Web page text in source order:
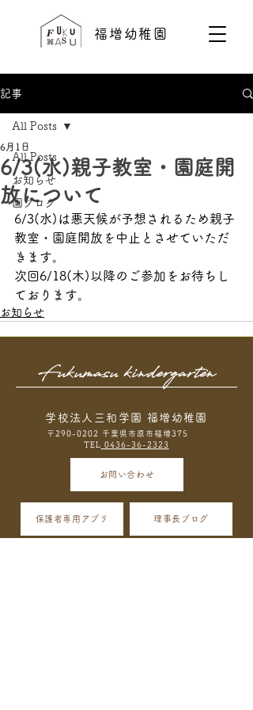
福増幼稚園
記事
All Posts
お知らせ
園ブログ
All Posts
6/3(水)親子教室・園庭開
放について
6月1日
6/3(水)は悪天候が予想されるため親子
教室・園庭開放を中止とさせていただ
きます。
次回6/18(木)以降のご参加をお待ちし
ております。
お知らせ
Fukumasu kindergarten
学校法人三和学園 福増幼稚園
〒290-0202 千葉県市原市福増375
TEL 0436-36-2323
お問い合わせ
保護者専用アプリ 理事長ブログ